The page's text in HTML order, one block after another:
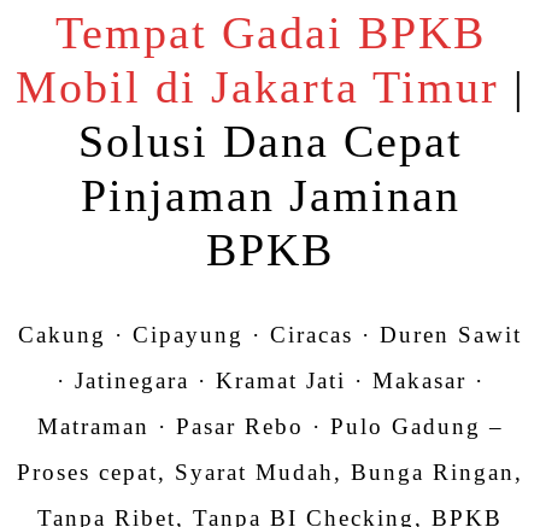
Tempat Gadai BPKB
Mobil di Jakarta Timur |
Solusi Dana Cepat
Pinjaman Jaminan
BPKB
Cakung · Cipayung · Ciracas · Duren Sawit
· Jatinegara · Kramat Jati · Makasar ·
Matraman · Pasar Rebo · Pulo Gadung –
Proses cepat, Syarat Mudah, Bunga Ringan,
Tanpa Ribet, Tanpa BI Checking, BPKB